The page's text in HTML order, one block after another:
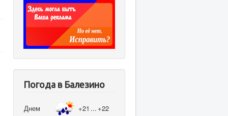
Погода в Балезино
Днем +21 ... +22